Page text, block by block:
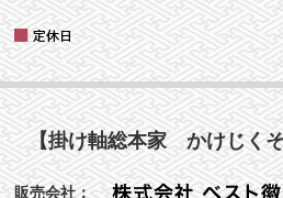
【掛け軸総本家 かけじく
販売会社：